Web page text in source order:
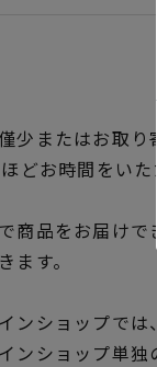
少またはお取り
どお時間をい
商品をお届け
ます。
ンショップで
ンショップ単